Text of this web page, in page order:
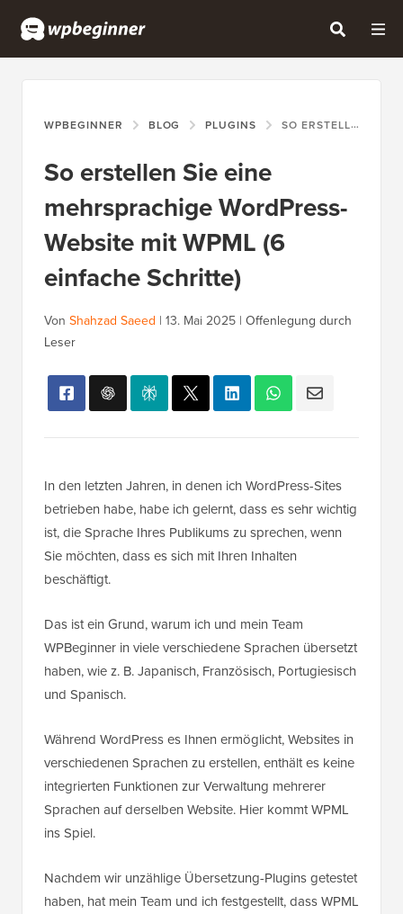
WPBEGINNER BLOG PLUGINS SO ERSTELLEN SIE EINE MEHRSPRACHIGE WORDPRESS-WEBSITE MIT WPML (6 EINFACHE SCHRITTE)
So erstellen Sie eine
mehrsprachige WordPress-
Website mit WPML (6
einfache Schritte)
Von Shahzad Saeed | 13. Mai 2025 | Offenlegung durch
Leser
In den letzten Jahren, in denen ich WordPress-Sites
betrieben habe, habe ich gelernt, dass es sehr wichtig
ist, die Sprache Ihres Publikums zu sprechen, wenn
Sie möchten, dass es sich mit Ihren Inhalten
beschäftigt.
Das ist ein Grund, warum ich und mein Team
WPBeginner in viele verschiedene Sprachen übersetzt
haben, wie z. B. Japanisch, Französisch, Portugiesisch
und Spanisch.
Während WordPress es Ihnen ermöglicht, Websites in
verschiedenen Sprachen zu erstellen, enthält es keine
integrierten Funktionen zur Verwaltung mehrerer
Sprachen auf derselben Website. Hier kommt WPML
ins Spiel.
Nachdem wir unzählige Übersetzung-Plugins getestet
haben, hat mein Team und ich festgestellt, dass WPML